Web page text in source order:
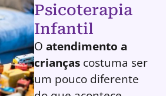
Psicoterapia
Infantil
O atendimento a
crianças costuma ser
um pouco diferente